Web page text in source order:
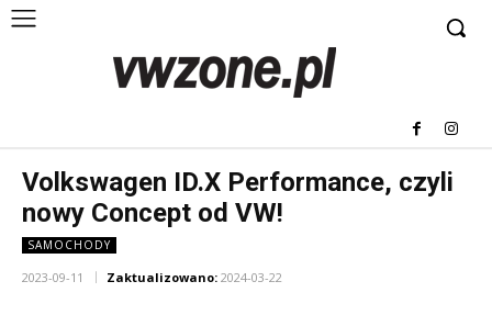
Volkswagen ID.X Performance, czyli
nowy Concept od VW!
SAMOCHODY
2023-09-11 Zaktualizowano: 2024-03-22